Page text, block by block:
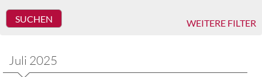
WEITERE FILTER
Juli 2025